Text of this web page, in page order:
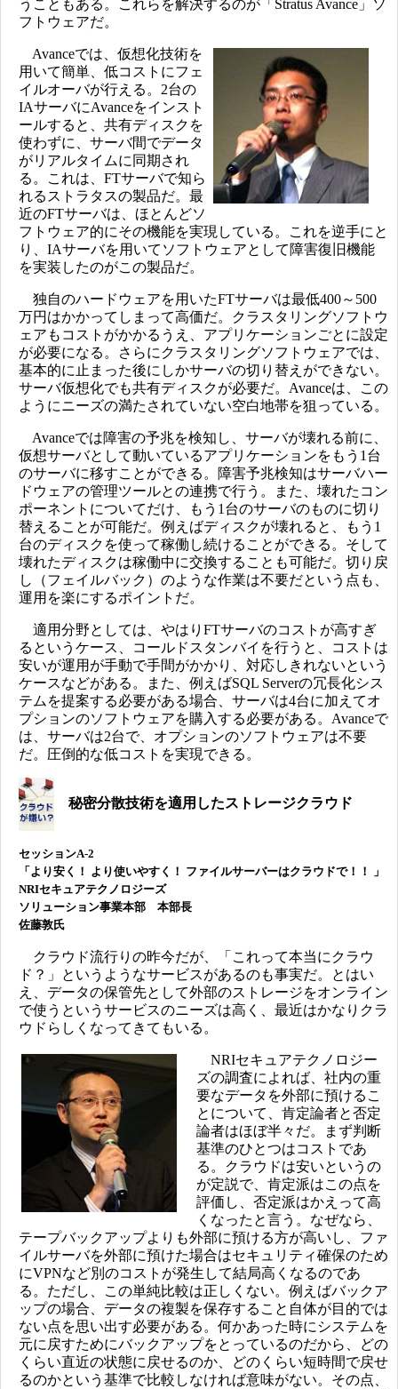
うこともある。これらを解決するのが「Stratus Avance」ソ
フトウェアだ。
Avanceでは、仮想化技術を
用いて簡単、低コストにフェ
イルオーバが行える。2台の
IAサーバにAvanceをインスト
ールすると、共有ディスクを
使わずに、サーバ間でデータ
がリアルタイムに同期され
る。これは、FTサーバで知ら
れるストラタスの製品だ。最
近のFTサーバは、ほとんどソ
フトウェア的にその機能を実現している。これを逆手にと
り、IAサーバを用いてソフトウェアとして障害復旧機能
を実装したのがこの製品だ。
独自のハードウェアを用いたFTサーバは最低400～500
万円はかかってしまって高価だ。クラスタリングソフトウ
ェアもコストがかかるうえ、アプリケーションごとに設定
が必要になる。さらにクラスタリングソフトウェアでは、
基本的に止まった後にしかサーバの切り替えができない。
サーバ仮想化でも共有ディスクが必要だ。Avanceは、この
ようにニーズの満たされていない空白地帯を狙っている。
Avanceでは障害の予兆を検知し、サーバが壊れる前に、
仮想サーバとして動いているアプリケーションをもう1台
のサーバに移すことができる。障害予兆検知はサーバハー
ドウェアの管理ツールとの連携で行う。また、壊れたコン
ポーネントについてだけ、もう1台のサーバのものに切り
替えることが可能だ。例えばディスクが壊れると、もう1
台のディスクを使って稼働し続けることができる。そして
壊れたディスクは稼働中に交換することも可能だ。切り戻
し（フェイルバック）のような作業は不要だという点も、
運用を楽にするポイントだ。
適用分野としては、やはりFTサーバのコストが高すぎ
るというケース、コールドスタンバイを行うと、コストは
安いが運用が手動で手間がかかり、対応しきれないという
ケースなどがある。また、例えばSQL Serverの冗長化シス
テムを提案する必要がある場合、サーバは4台に加えてオ
プションのソフトウェアを購入する必要がある。Avanceで
は、サーバは2台で、オプションのソフトウェアは不要
だ。圧倒的な低コストを実現できる。
秘密分散技術を適用したストレージクラウド
セッションA-2
「より安く！ より使いやすく！ ファイルサーバーはクラウドで！！ 」
NRIセキュアテクノロジーズ
ソリューション事業本部 本部長
佐藤敦氏
クラウド流行りの昨今だが、「これって本当にクラウ
ド？」というようなサービスがあるのも事実だ。とはい
え、データの保管先として外部のストレージをオンライン
で使うというサービスのニーズは高く、最近はかなりクラ
ウドらしくなってきてもいる。
NRIセキュアテクノロジー
ズの調査によれば、社内の重
要なデータを外部に預けるこ
とについて、肯定論者と否定
論者はほぼ半々だ。まず判断
基準のひとつはコストであ
る。クラウドは安いというの
が定説で、肯定派はこの点を
評価し、否定派はかえって高
くなったと言う。なぜなら、
テープバックアップよりも外部に預ける方が高いし、ファ
イルサーバを外部に預けた場合はセキュリティ確保のため
にVPNなど別のコストが発生して結局高くなるのであ
る。ただし、この単純比較は正しくない。例えばバックア
ップの場合、データの複製を保存すること自体が目的では
ない点を思い出す必要がある。何かあった時にシステムを
元に戻すためにバックアップをとっているのだから、どの
くらい直近の状態に戻せるのか、どのくらい短時間で戻せ
るのかという基準で比較しなければ意味がない。その点、